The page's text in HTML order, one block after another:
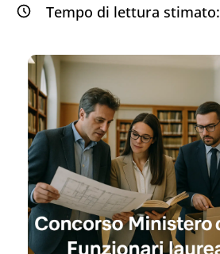
Tempo di lettura stimato: